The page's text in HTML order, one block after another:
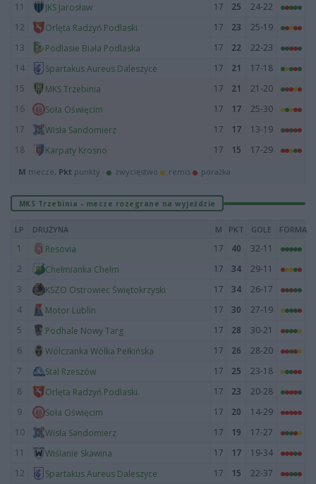
11
JKS Jarosław 17 25
24-22
12
Orlęta Radzyń Podlaski 17 23
25-19
13
Podlasie Biała Podlaska 17 22
22-23
14
Spartakus Aureus Daleszyce 17 21
17-18
15
MKS Trzebinia 17 21
21-20
16
Soła Oświęcim 17 17
25-30
17
Wisła Sandomierz 17 17
13-19
18
Karpaty Krosno 17 15 17-29
M mecze, Pkt punkty · zwycięstwo remis porażka
MKS Trzebinia - mecze rozegrane na wyjeździe
LP DRUŻYNA M PKT GOLE FORMA
1 Resovia 17 40
32-11
2
Chełmianka Chełm 17 34
29-11
3
KSZO Ostrowiec Świętokrzyski 17 34
26-17
4
Motor Lublin 17 30
27-19
5
Podhale Nowy Targ 17 28
30-21
6
Wólczanka Wólka Pełkińska 17 26
28-20
7
Stal Rzeszów 17 25
23-18
8
Orlęta Radzyń Podlaski 17 23
20-28
9
Soła Oświęcim 17 20
14-29
10
Wisła Sandomierz 17 19
17-27
11
Wiślanie Skawina 17 17
19-34
12
Spartakus Aureus Daleszyce 17 15
22-37